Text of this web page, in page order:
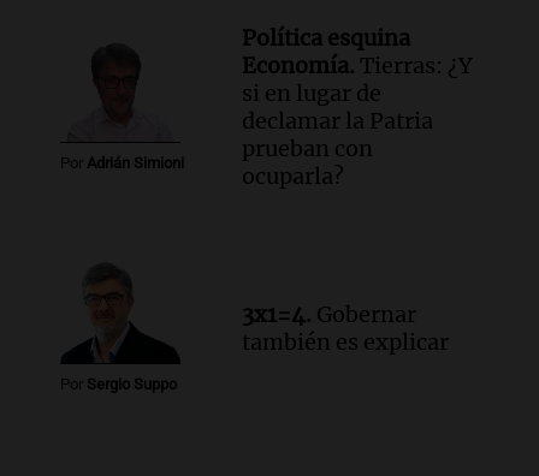
Por Adrián Simioni
Política esquina
Economía. Tierras: ¿Y
si en lugar de
declamar la Patria
prueban con
ocuparla?
Por Sergio Suppo
3x1=4. Gobernar
también es explicar